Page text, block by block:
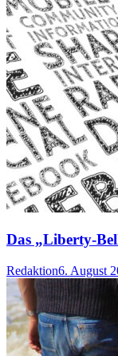
Das „Liberty-
Redaktion6. August